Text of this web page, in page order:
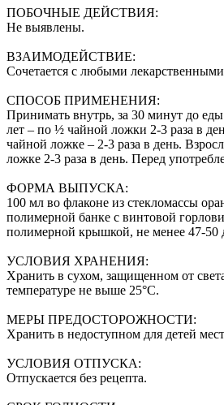
ПОБОЧНЫЕ ДЕЙСТВИЯ:
Не выявлены.
ВЗАИМОДЕЙСТВИЕ:
Сочетается с любыми
СПОСОБ ПРИМЕНЕНИЯ:
Принимать внутрь, за 30 минут до
лет – по ½ чайной ложки 2-3 раза в
чайной ложке – 2-3 раза в день.
ложке 2-3 раза в день. Перед
ФОРМА ВЫПУСКА:
100 мл во флаконе из стекломассы
полимерной банке с винтовой
полимерной крышкой, не менее 47-50
УСЛОВИЯ ХРАНЕНИЯ:
Хранить в сухом, защищенном от
температуре не выше 25°С.
МЕРЫ ПРЕДОСТОРОЖНОСТИ:
Хранить в недоступном для детей
УСЛОВИЯ ОТПУСКА:
Отпускается без рецепта.